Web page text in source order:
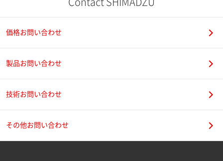
Contact SHIMADZU
価格お問い合わせ
製品お問い合わせ
技術お問い合わせ
その他お問い合わせ